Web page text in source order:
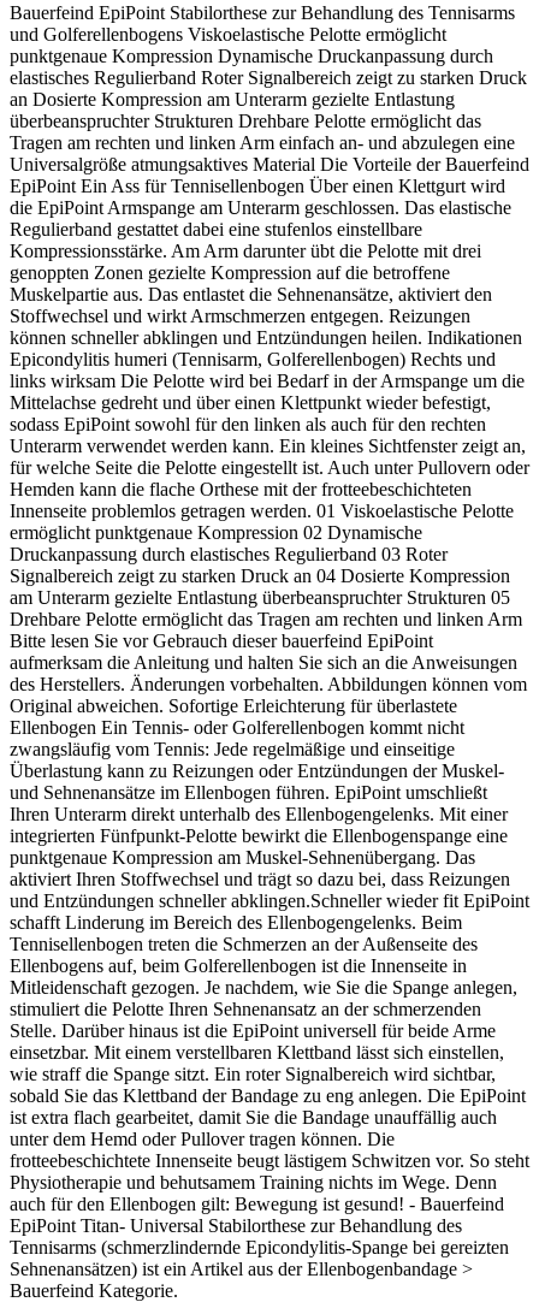
Bauerfeind EpiPoint Stabilorthese zur Behandlung des Tennisarms
und Golferellenbogens Viskoelastische Pelotte ermöglicht
punktgenaue Kompression Dynamische Druckanpassung durch
elastisches Regulierband Roter Signalbereich zeigt zu starken Druck
an Dosierte Kompression am Unterarm gezielte Entlastung
überbeanspruchter Strukturen Drehbare Pelotte ermöglicht das
Tragen am rechten und linken Arm einfach an- und abzulegen eine
Universalgröße atmungsaktives Material Die Vorteile der Bauerfeind
EpiPoint Ein Ass für Tennisellenbogen Über einen Klettgurt wird
die EpiPoint Armspange am Unterarm geschlossen. Das elastische
Regulierband gestattet dabei eine stufenlos einstellbare
Kompressionsstärke. Am Arm darunter übt die Pelotte mit drei
genoppten Zonen gezielte Kompression auf die betroffene
Muskelpartie aus. Das entlastet die Sehnenansätze, aktiviert den
Stoffwechsel und wirkt Armschmerzen entgegen. Reizungen
können schneller abklingen und Entzündungen heilen. Indikationen
Epicondylitis humeri (Tennisarm, Golferellenbogen) Rechts und
links wirksam Die Pelotte wird bei Bedarf in der Armspange um die
Mittelachse gedreht und über einen Klettpunkt wieder befestigt,
sodass EpiPoint sowohl für den linken als auch für den rechten
Unterarm verwendet werden kann. Ein kleines Sichtfenster zeigt an,
für welche Seite die Pelotte eingestellt ist. Auch unter Pullovern oder
Hemden kann die flache Orthese mit der frotteebeschichteten
Innenseite problemlos getragen werden. 01 Viskoelastische Pelotte
ermöglicht punktgenaue Kompression 02 Dynamische
Druckanpassung durch elastisches Regulierband 03 Roter
Signalbereich zeigt zu starken Druck an 04 Dosierte Kompression
am Unterarm gezielte Entlastung überbeanspruchter Strukturen 05
Drehbare Pelotte ermöglicht das Tragen am rechten und linken Arm
Bitte lesen Sie vor Gebrauch dieser bauerfeind EpiPoint
aufmerksam die Anleitung und halten Sie sich an die Anweisungen
des Herstellers. Änderungen vorbehalten. Abbildungen können vom
Original abweichen. Sofortige Erleichterung für überlastete
Ellenbogen Ein Tennis- oder Golferellenbogen kommt nicht
zwangsläufig vom Tennis: Jede regelmäßige und einseitige
Überlastung kann zu Reizungen oder Entzündungen der Muskel-
und Sehnenansätze im Ellenbogen führen. EpiPoint umschließt
Ihren Unterarm direkt unterhalb des Ellenbogengelenks. Mit einer
integrierten Fünfpunkt-Pelotte bewirkt die Ellenbogenspange eine
punktgenaue Kompression am Muskel-Sehnenübergang. Das
aktiviert Ihren Stoffwechsel und trägt so dazu bei, dass Reizungen
und Entzündungen schneller abklingen.Schneller wieder fit EpiPoint
schafft Linderung im Bereich des Ellenbogengelenks. Beim
Tennisellenbogen treten die Schmerzen an der Außenseite des
Ellenbogens auf, beim Golferellenbogen ist die Innenseite in
Mitleidenschaft gezogen. Je nachdem, wie Sie die Spange anlegen,
stimuliert die Pelotte Ihren Sehnenansatz an der schmerzenden
Stelle. Darüber hinaus ist die EpiPoint universell für beide Arme
einsetzbar. Mit einem verstellbaren Klettband lässt sich einstellen,
wie straff die Spange sitzt. Ein roter Signalbereich wird sichtbar,
sobald Sie das Klettband der Bandage zu eng anlegen. Die EpiPoint
ist extra flach gearbeitet, damit Sie die Bandage unauffällig auch
unter dem Hemd oder Pullover tragen können. Die
frotteebeschichtete Innenseite beugt lästigem Schwitzen vor. So steht
Physiotherapie und behutsamem Training nichts im Wege. Denn
auch für den Ellenbogen gilt: Bewegung ist gesund! - Bauerfeind
EpiPoint Titan- Universal Stabilorthese zur Behandlung des
Tennisarms (schmerzlindernde Epicondylitis-Spange bei gereizten
Sehnenansätzen) ist ein Artikel aus der Ellenbogenbandage >
Bauerfeind Kategorie.